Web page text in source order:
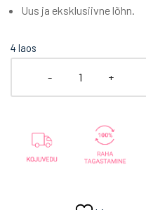
Uus ja eksklusiivne lõhn.
4 laos
- +